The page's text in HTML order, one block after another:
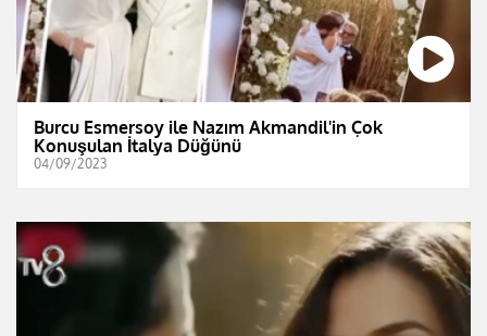
Burcu Esmersoy ile Nazım Akmandil'in Çok
Konuşulan İtalya Düğünü
04/09/2023